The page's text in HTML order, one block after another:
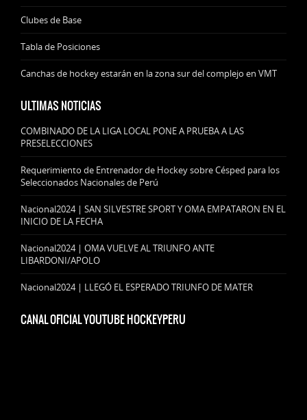
Clubes de Base
Tabla de Posiciones
Canchas de hockey estarán en la zona sur del complejo en VMT
ULTIMAS NOTICIAS
COMBINADO DE LA LIGA LOCAL PONE A PRUEBA A LAS
PRESELECCIONES
Requerimiento de Entrenador de Hockey sobre Césped para los
Seleccionados Nacionales de Perú
Nacional2024 | SAN SILVESTRE SPORT Y OMA EMPATARON EN EL
INICIO DE LA FECHA
Nacional2024 | OMA VUELVE AL TRIUNFO ANTE
LIBARDONI/APOLO
Nacional2024 | LLEGÓ EL ESPERADO TRIUNFO DE MATER
CANAL OFICIAL YOUTUBE HOCKEYPERU